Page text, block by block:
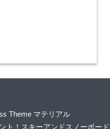
Theme マテリアル
ト！スキーアンドスノーボード